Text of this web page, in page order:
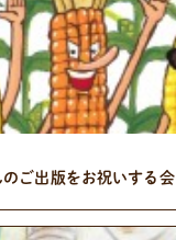
ご出版をお祝いする会